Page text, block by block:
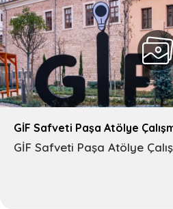
GİF Safveti Paşa Atölye
GİF Safveti Paşa Atölye